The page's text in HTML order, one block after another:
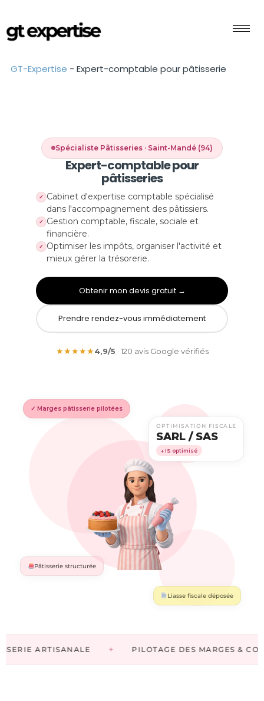
GT-Expertise - Expert-comptable pour pâtisserie
Spécialiste Pâtisseries · Saint-Mandé (94)
Expert-comptable pour
pâtisseries
✓
Cabinet d'expertise comptable spécialisé
dans l'accompagnement des pâtissiers.
✓
Gestion comptable, fiscale, sociale et
financière.
✓
Optimiser les impôts, organiser l'activité et
mieux gérer la trésorerie.
Obtenir mon devis gratuit →
Prendre rendez-vous immédiatement
★★★★★4,9/5 · 120 avis Google vérifiés
✓ Marges pâtisserie pilotées
OPTIMISATION FISCALE
SARL / SAS
↓ IS optimisé
Pâtisserie structurée
Liasse fiscale déposée
ARTISANALE PILOTAGE DES MARGES & COÛT